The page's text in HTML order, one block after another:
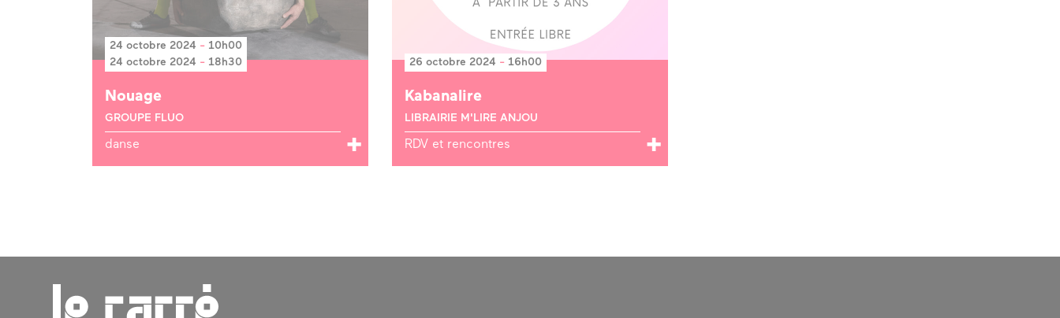
24 octobre 2024 - 10h00
24 octobre 2024 - 18h30
Nouage
GROUPE FLUO
danse
26 octobre 2024 - 16h00
Kabanalire
LIBRAIRIE M'LIRE ANJOU
RDV et rencontres